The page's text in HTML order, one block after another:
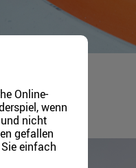
Online-
wenn
nicht
gefallen
einfach